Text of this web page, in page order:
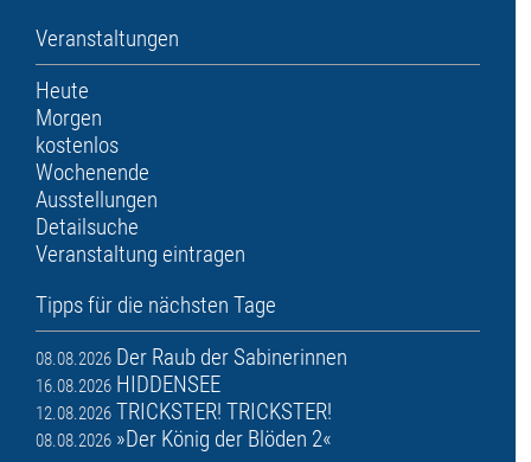
Veranstaltungen
Heute
Morgen
kostenlos
Wochenende
Ausstellungen
Detailsuche
Veranstaltung eintragen
Tipps für die nächsten Tage
08.08.2026 Der Raub der Sabinerinnen
16.08.2026 HIDDENSEE
12.08.2026 TRICKSTER! TRICKSTER!
08.08.2026 »Der König der Blöden 2«